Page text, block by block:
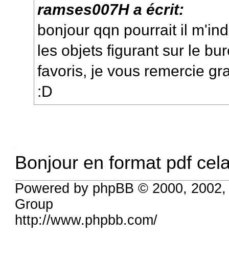
ramses007H a écrit:
bonjour qqn pourrait il
les objets figurant sur le
favoris, je vous remercie
:D
Bonjour en format pdf
Powered by phpBB © 2000,
Group
http://www.phpbb.com/